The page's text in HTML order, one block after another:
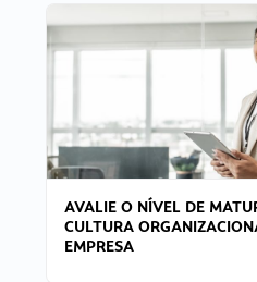
AVALIE O NÍVEL DE
CULTURA
EMPRESA